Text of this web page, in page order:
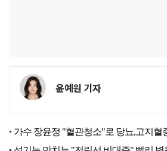
윤예원 기자